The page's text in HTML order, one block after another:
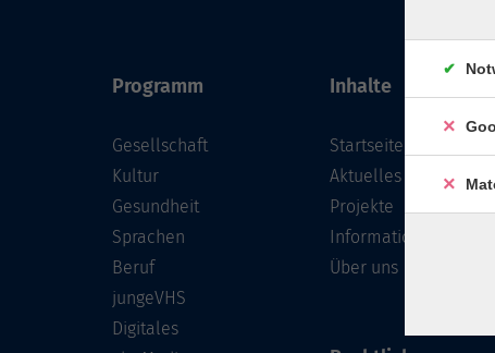
Programm
Gesellschaft
Kultur
Gesundheit
Sprachen
Beruf
jungeVHS
Digitales
Inhalte
Startseite
Aktuelles
Projekte
Informationen
Über uns